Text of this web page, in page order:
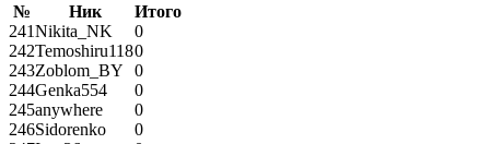
№ Ник
Итого
241Nikita_NK
0
242Temoshiru1180
243Zoblom_BY
0
244Genka554
0
245anywhere
0
246Sidorenko
0